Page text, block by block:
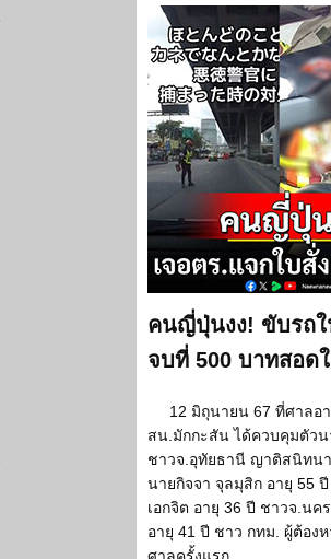
คนญี่ปุ่นงง! ขับรถใ
จบที่ 500 บาทสอด
12 มิถุนายน 67 ที่ศาลอ
สน.มักกะสัน ได้ควบคุมตัวน
ชาวจ.อุทัยธานี ญาติสนิทน
นายกิจจา จุลมุสิก อายุ 55
เอกจิต อายุ 36 ปี ชาวจ.น
อายุ 41 ปี ชาว กทม. ผู้ต้อง